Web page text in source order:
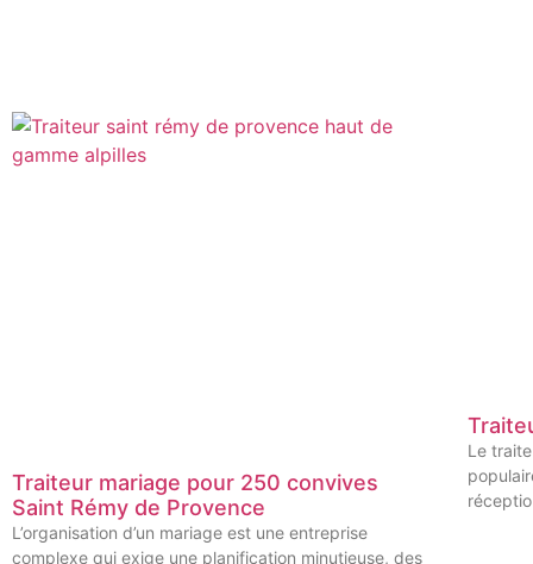
Traiteur mariage pour 250 convives
Saint Rémy de Provence
L’organisation d’un mariage est une entreprise
complexe qui exige une planification minutieuse, des
Le